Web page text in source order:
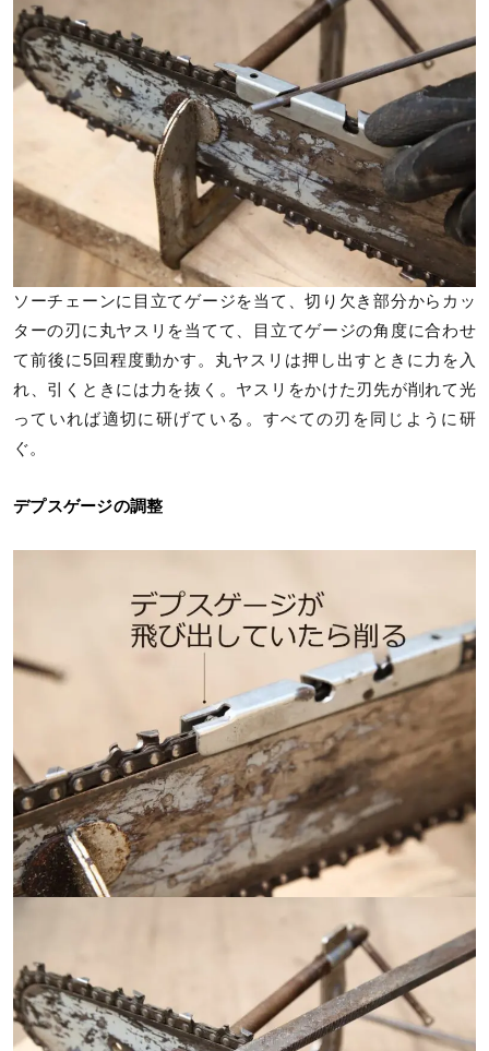
ソーチェーンに目立てゲージを当て、切り欠き部分からカッ
ターの刃に丸ヤスリを当てて、目立てゲージの角度に合わせ
て前後に5回程度動かす。丸ヤスリは押し出すときに力を入
れ、引くときには力を抜く。ヤスリをかけた刃先が削れて光
っていれば適切に研げている。すべての刃を同じように研
ぐ。
デプスゲージの調整